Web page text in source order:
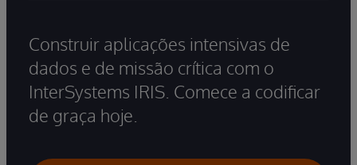
Construir aplicações intensivas de
dados e de missão crítica com o
InterSystems IRIS. Comece a codificar
de graça hoje.